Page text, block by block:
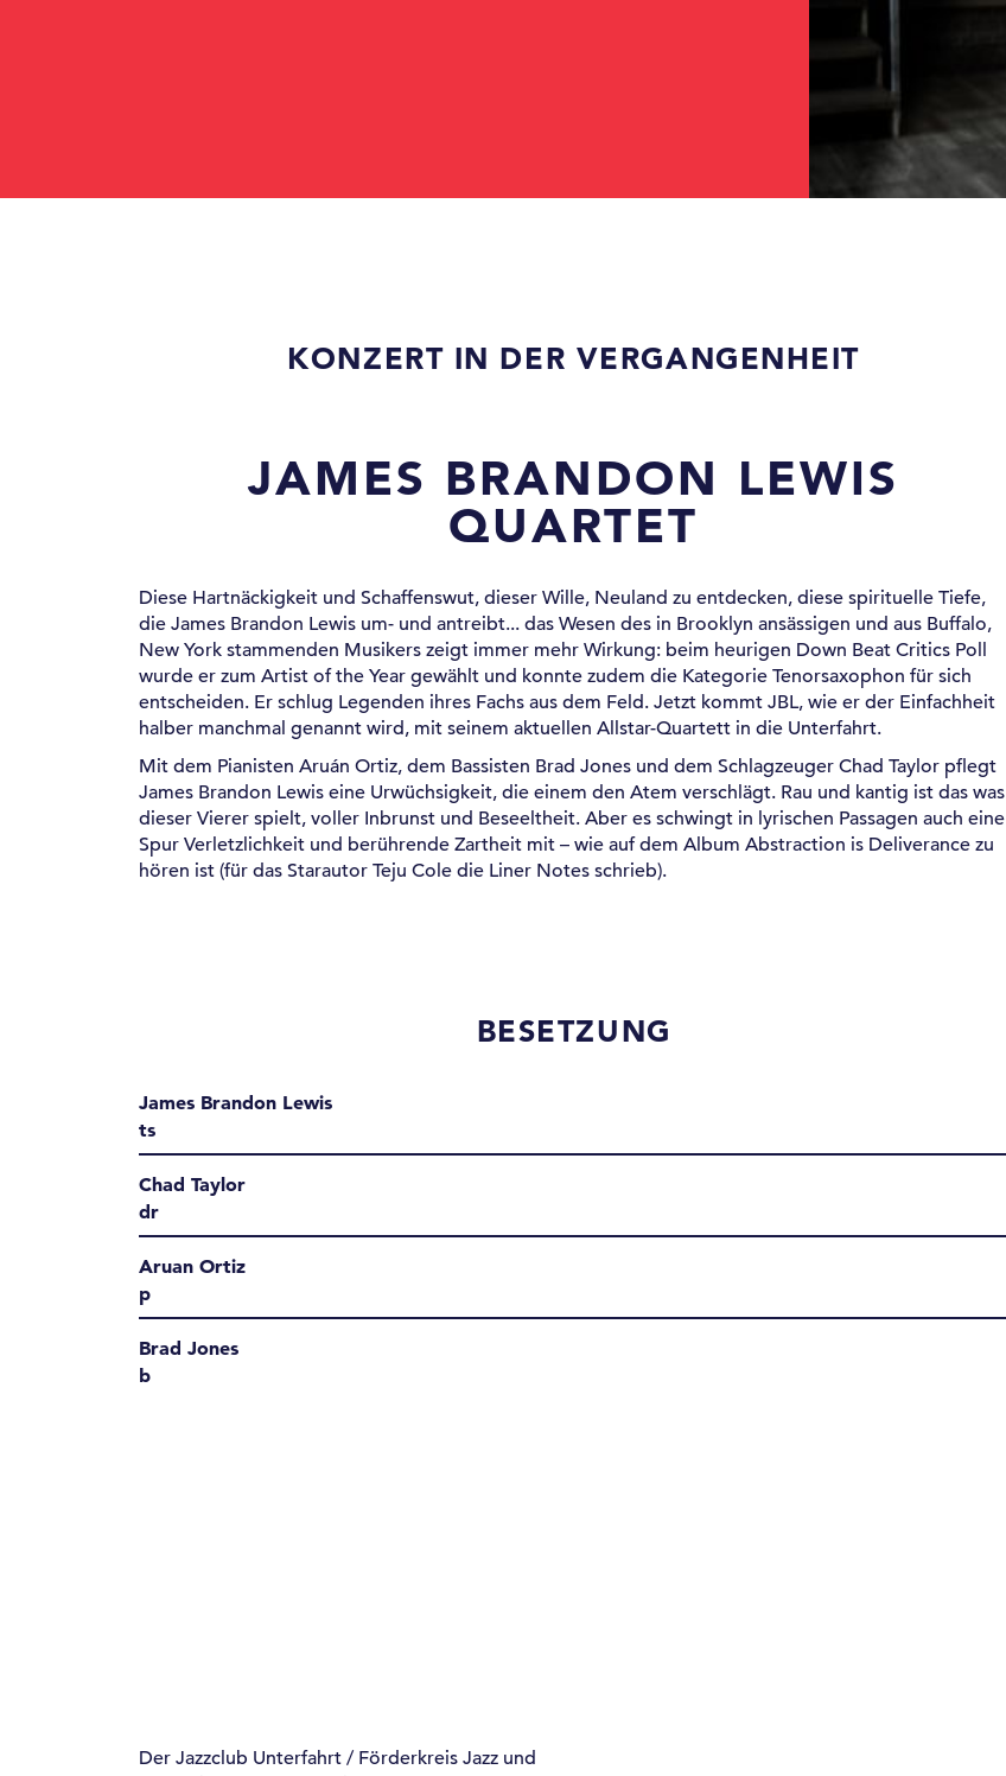
KONZERT IN DER VERGANGENHEIT
JAMES BRANDON LEWIS
QUARTET
Diese Hartnäckigkeit und Schaffenswut, dieser Wille, Neuland zu entdecken, diese spirituelle Tiefe,
die James Brandon Lewis um- und antreibt... das Wesen des in Brooklyn ansässigen und aus Buffalo,
New York stammenden Musikers zeigt immer mehr Wirkung: beim heurigen Down Beat Critics Poll
wurde er zum Artist of the Year gewählt und konnte zudem die Kategorie Tenorsaxophon für sich
entscheiden. Er schlug Legenden ihres Fachs aus dem Feld. Jetzt kommt JBL, wie er der Einfachheit
halber manchmal genannt wird, mit seinem aktuellen Allstar-Quartett in die Unterfahrt.
Mit dem Pianisten Aruán Ortiz, dem Bassisten Brad Jones und dem Schlagzeuger Chad Taylor pflegt
James Brandon Lewis eine Urwüchsigkeit, die einem den Atem verschlägt. Rau und kantig ist das was
dieser Vierer spielt, voller Inbrunst und Beseeltheit. Aber es schwingt in lyrischen Passagen auch eine
Spur Verletzlichkeit und berührende Zartheit mit – wie auf dem Album Abstraction is Deliverance zu
hören ist (für das Starautor Teju Cole die Liner Notes schrieb).
BESETZUNG
James Brandon Lewis
ts
Chad Taylor
dr
Aruan Ortiz
p
Brad Jones
b
Der Jazzclub Unterfahrt / Förderkreis Jazz und